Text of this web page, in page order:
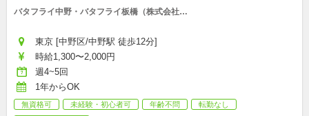
バタフライ中野・バタフライ板橋（株式会社
東京 [中野区/中野駅 徒歩12分]
時給1,300〜2,000円
週4~5回
1年からOK
無資格可 未経験・初心者可 年齢不問
転勤なし